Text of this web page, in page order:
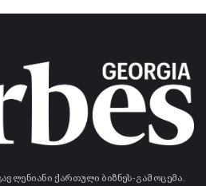
ქართული ბიზნეს-გამოცემა.